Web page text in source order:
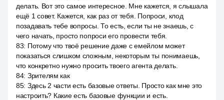
делать. Вот это самое интересное. Мне кажется, я слышала
ещё 1 совет. Кажется, как раз от тебя. Попроси, клод
позадавать тебе вопросы. То есть, если ты не знаешь, с
чего начать, просто попроси его провести тебя.
83: Потому что твоё решение даже с емейлом может
показаться слишком сложным, некоторым ты понимаешь,
что конкретно нужно просить твоего агента делать.
84: Зрителям как
85: Здесь 2 части есть базовые ответы. Просто как мне это
настроить? Какие есть базовые функции и есть.